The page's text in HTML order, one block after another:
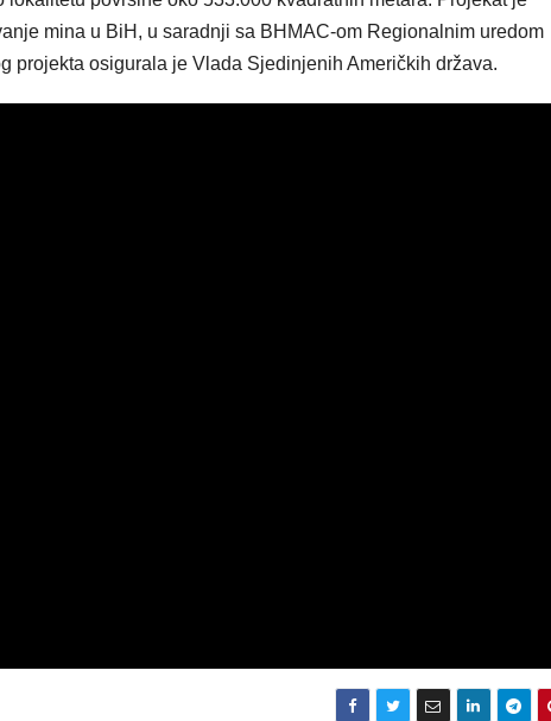
mina u BiH, u saradnji sa BHMAC-om Regionalnim uredom
projekta osigurala je Vlada Sjedinjenih Američkih država.